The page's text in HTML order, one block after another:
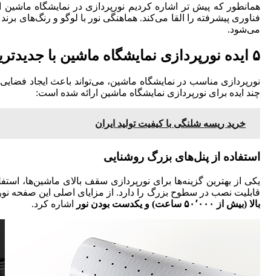
همانطور که پیش تر اشاره کردیم نورپردازی در نمایشگاه ماشین
فناوری پیشرفته را القا می‌کند. هماهنگی نور با لوگو و رنگ‌های
می‌شود.
۵ ایده نورپردازی نمایشگاه ماشین با جدیدترین محصولات
نورپردازی مناسب در نمایشگاه‌ ماشین، می‌تواند باعث ایجاد
چند ایده برای نورپردازی نمایشگاه ماشین ارائه شده است:
خرید ریسه شلنگی با کیفیت تولید ایران
استفاده از پنل‌های بزرگ روشنایی
یکی از بهترین گزینه‌ها برای نورپردازی سقف بالای ماشین‌ها،
قابلیت نصب در سطوح بزرگ را دارد. از مزایای اصلی این صفحه
بالا (بیش از ۵۰٬۰۰۰ ساعت) و یکدست بودن نور
اشاره کرد.